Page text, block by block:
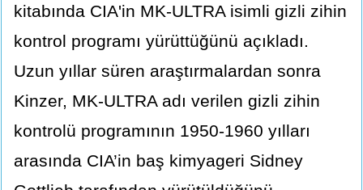
kitabında CIA'in MK-ULTRA isimli gizli zihin
kontrol programı yürüttüğünü açıkladı.
Uzun yıllar süren araştırmalardan sonra
Kinzer, MK-ULTRA adı verilen gizli zihin
kontrolü programının 1950-1960 yılları
arasında CIA’in baş kimyageri Sidney